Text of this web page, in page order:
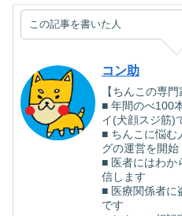
この記事を書いた人
コン助
【ちんこの専門
■ 年間のべ100
イ(犬顔スジ筋)
■ ちんこに悩む
グの運営を開始
■ 医者にはわか
信します
■ 医療関係者に
です